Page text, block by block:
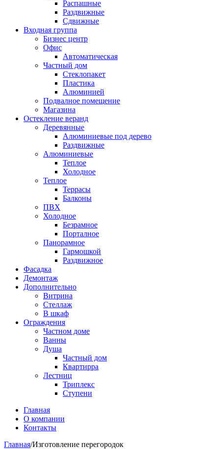
Распашные
Раздвижные
Сдвижные
Входная группа
Бизнес центр
Офис
Автоматическая
Частный дом
Стеклопакет
Пластика
Алюминией
Подвалное помещение
Магазина
Остекление веранд
Деревянные
Алюминиевые под дерево
Раздвижные
Алюминиевые
Теплое
Холодное
Теплое
Террасы
Балконы
ПВХ
Холодное
Безрамное
Порталное
Панорамное
Гармошкой
Раздвижное
Фасадка
Демонтаж
Дополнительно
Витрина
Стеллаж
В шкаф
Ограждения
Частном доме
Ванны
Душа
Частный дом
Квартирра
Лестниц
Триплекс
Ступени
Главная
О компании
Контакты
Главная/Изготовление перегородок